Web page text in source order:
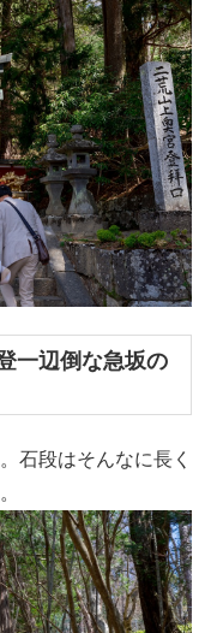
辺倒な急坂の
石段はそんなに長く